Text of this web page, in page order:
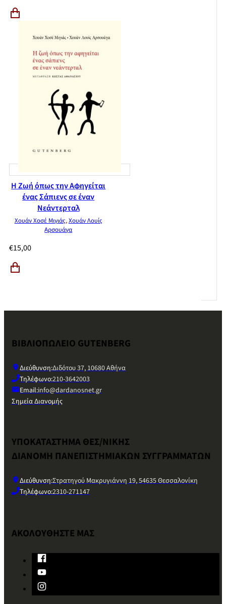
Η Ζωή όπως την Αφηγείται
ένας Σάπιενς σε έναν
Νεάντερταλ
Χουάν Χοσέ Μιγιάς,Χουάν Λουίς
Αρσουάγα
€15,00
ΒΙΒΛΙΟΠΩΛΕΙΟ GUTENBERG
Διεύθυνση:Διδότου 37, 10680 Αθήνα
Τηλέφωνο:210-3642003
Email:info@dardanosnet.gr
Σημεία Διανομής
ΥΠΟΚΑΤΑΣΤΗΜΑ ΘΕΣ/ΝΙΚΗΣ
ΔΙΑΝΟΜΗ ΠΑΝΕΠΙΣΤΗΜΙΑΚΩΝ ΣΥΓΓΡΑΜΜΑΤΩΝ
Διεύθυνση:Στρατηγού Μακρυγιάννη 19, 54635 Θεσσαλονίκη
Τηλέφωνο:2310-271147
ΑΚΟΛΟΥΘΗΣΤΕ ΜΑΣ